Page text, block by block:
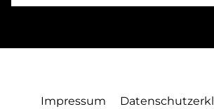
Impressum